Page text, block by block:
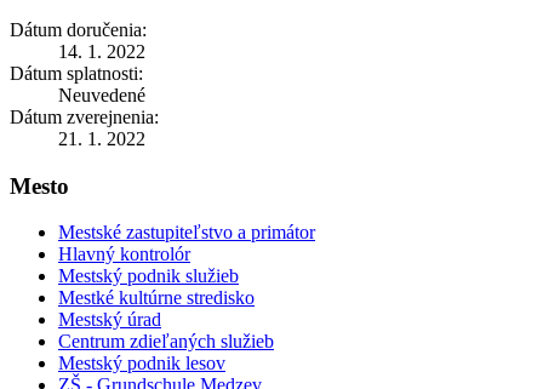
Dátum doručenia:
14. 1. 2022
Dátum splatnosti:
Neuvedené
Dátum zverejnenia:
21. 1. 2022
Mesto
Mestské zastupiteľstvo a primátor
Hlavný kontrolór
Mestský podnik služieb
Mestké kultúrne stredisko
Mestský úrad
Centrum zdieľaných služieb
Mestský podnik lesov